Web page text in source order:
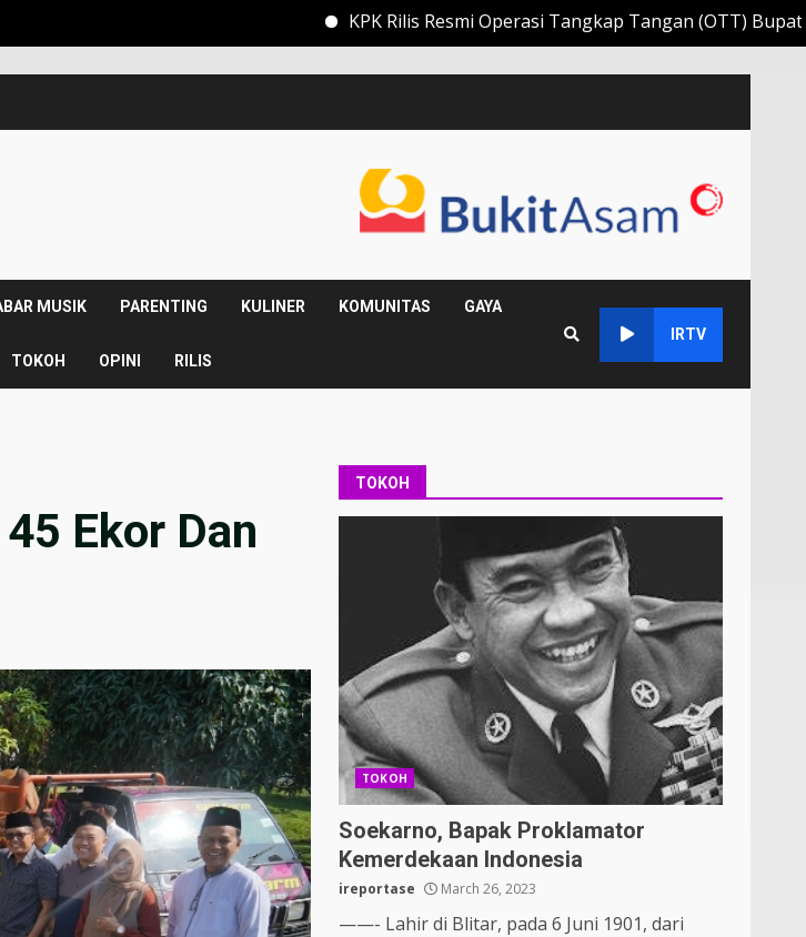
KPK Rilis Resmi Operasi Tangkap Tangan (OTT) Bupati Muara Enim
MUSIK PARENTING KULINER KOMUNITAS GAYA
TOKOH OPINI RILIS
IRTV
Ekor Dan
TOKOH
TOKOH
Soekarno, Bapak Proklamator
Kemerdekaan Indonesia
ireportase March 26, 2023
——- Lahir di Blitar, pada 6 Juni 1901, dari